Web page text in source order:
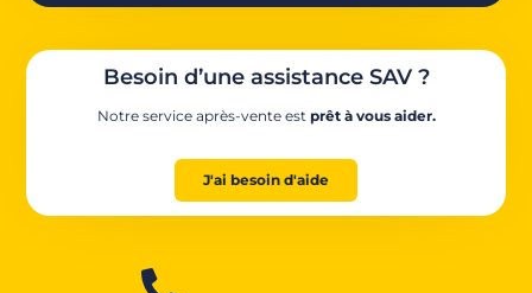
Besoin d’une assistance SAV ?
Notre service après-vente est prêt à vous aider.
J'ai besoin d'aide